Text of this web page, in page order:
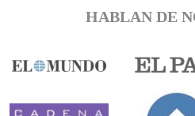
HABLAN DE